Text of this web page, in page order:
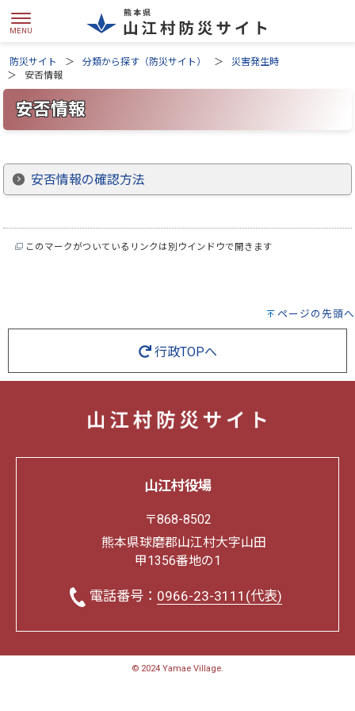
防災サイト 分類から探す（防災サイト）
災害発生時
安否情報
安否情報
安否情報の確認方法
このマークがついているリンクは別ウインドウで開きます
ページの先頭へ
行政TOPへ
山江村役場
〒868-8502
熊本県球磨郡山江村大字山田
甲1356番地の1
電話番号： 0966-23-3111(代表)
© 2024 Yamae Village.